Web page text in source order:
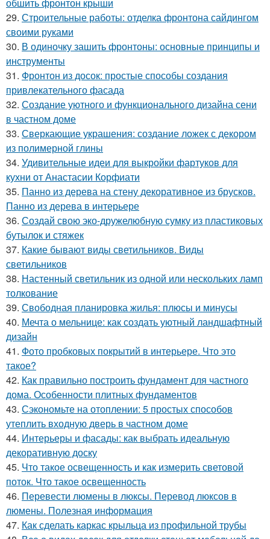
обшить фронтон крыши
29. Строительные работы: отделка фронтона сайдингом
своими руками
30. В одиночку зашить фронтоны: основные принципы и
инструменты
31. Фронтон из досок: простые способы создания
привлекательного фасада
32. Создание уютного и функционального дизайна сени
в частном доме
33. Сверкающие украшения: создание ложек с декором
из полимерной глины
34. Удивительные идеи для выкройки фартуков для
кухни от Анастасии Корфиати
35. Панно из дерева на стену декоративное из брусков.
Панно из дерева в интерьере
36. Создай свою эко-дружелюбную сумку из пластиковых
бутылок и стяжек
37. Какие бывают виды светильников. Виды
светильников
38. Настенный светильник из одной или нескольких ламп
толкование
39. Свободная планировка жилья: плюсы и минусы
40. Мечта о мельнице: как создать уютный ландшафтный
дизайн
41. Фото пробковых покрытий в интерьере. Что это
такое?
42. Как правильно построить фундамент для частного
дома. Особенности плитных фундаментов
43. Сэкономьте на отоплении: 5 простых способов
утеплить входную дверь в частном доме
44. Интерьеры и фасады: как выбрать идеальную
декоративную доску
45. Что такое освещенность и как измерить световой
поток. Что такое освещенность
46. Перевести люмены в люксы. Перевод люксов в
люмены. Полезная информация
47. Как сделать каркас крыльца из профильной трубы